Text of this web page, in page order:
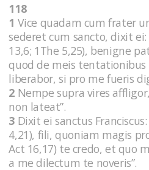
118
1 Vice quadam cum frater
sederet cum sancto, dixit ei:
13,6; 1The 5,25), benigne
quod de meis tentationibus
liberabor, si pro me fueris
2 Nempe supra vires
non lateat”.
3 Dixit ei sanctus
4,21), fili, quoniam magis
Act 16,17) te credo, et quo
a me dilectum te noveris”.